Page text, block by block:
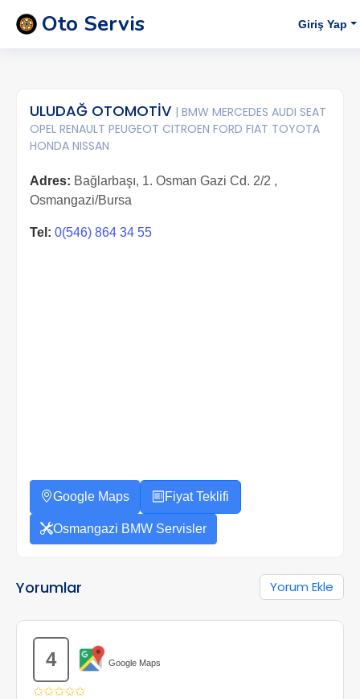
Oto Servis Giriş Yap
ULUDAĞ OTOMOTİV | BMW MERCEDES AUDI SEAT
OPEL RENAULT PEUGEOT CITROEN FORD FIAT TOYOTA
HONDA NISSAN
Adres: Bağlarbaşı, 1. Osman Gazi Cd. 2/2 ,
Osmangazi/Bursa
Tel: 0(546) 864 34 55
Google Maps Fiyat Teklifi
Osmangazi BMW Servisler
Yorumlar Yorum Ekle
4 Google Maps
✩✩✩✩✩